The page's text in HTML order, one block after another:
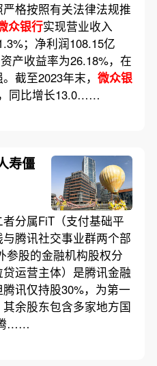
格按照有关法律法规推
众银行实现营业收入
；净利润108.15亿
产收益率为26.18%，在
截至2023年末， 微众银
同比增长13.0……
寿僵
分属FiT（支付基础平
腾讯社交事业群两个部
参股的金融机构股权分
运营主体）是腾讯金融
讯仅持股30%，为第一
余股东包含多家地方国
……